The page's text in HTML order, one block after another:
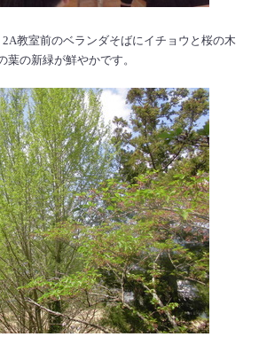
教室前のベランダそばにイチョウと桜の木
葉の新緑が鮮やかです。